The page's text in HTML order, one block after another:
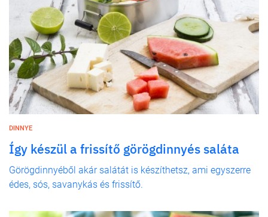
DINNYE
Így készül a frissítő görögdinnyés saláta
Görögdinnyéből akár salátát is készíthetsz, ami egyszerre
édes, sós, savanykás és frissítő.